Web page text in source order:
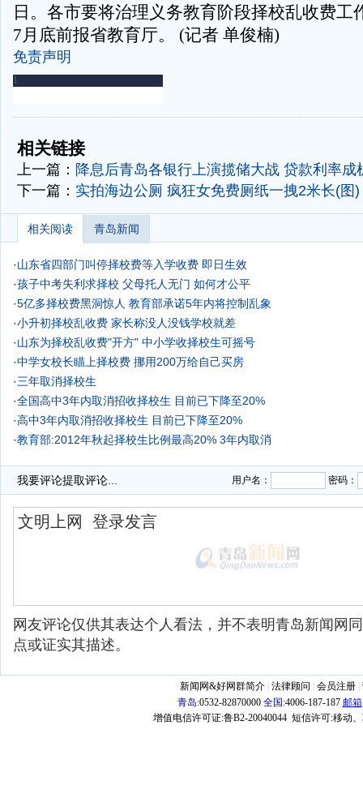
日。各市要将治理义务教育阶段择校乱收费工
7月底前报省教育厅。 (记者 单俊楠)
免责声明
-
相关链接
上一篇： 降息后青岛各银行上演揽储大战 贷款利率成
下一篇： 实拍海边公厕 疯狂女免费厕纸一拽2米长(图)
相关阅读 青岛新闻
·山东省四部门叫停择校费等入学收费 即日生效
·孩子中考失利求择校 父母托人无门 如何才公平
·5亿多择校费黑洞惊人 教育部承诺5年内将控制乱象
·小升初择校乱收费 家长称没人没钱学校就差
·山东为择校乱收费"开方" 中小学收择校生可摇号
·中学女校长瞄上择校费 挪用200万给自己买房
·三年取消择校生
·全国高中3年内取消招收择校生 目前已下降至20%
·高中3年内取消招收择校生 目前已下降至20%
·教育部:2012年秋起择校生比例最高20% 3年内取消
我要评论提取评论... 用户名： 密码：
网友评论仅供其表达个人看法，并不表明青岛新闻网
点或证实其描述。